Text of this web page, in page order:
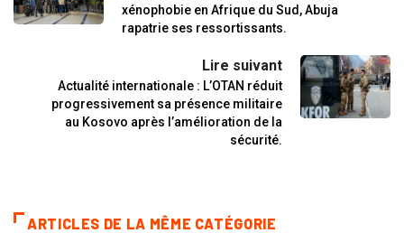
xénophobie en Afrique du Sud, Abuja
rapatrie ses ressortissants.
Lire suivant
Actualité internationale : L’OTAN réduit
progressivement sa présence militaire
au Kosovo après l’amélioration de la
sécurité.
ARTICLES DE LA MÊME CATÉGORIE